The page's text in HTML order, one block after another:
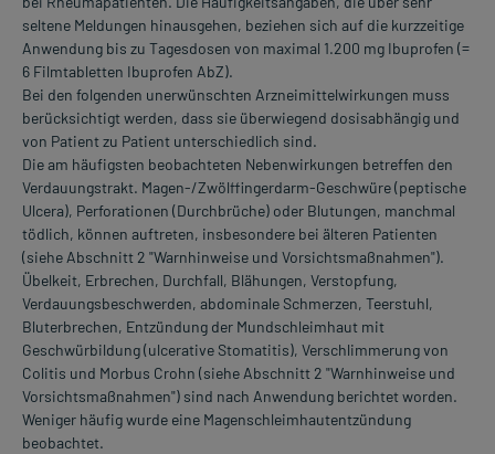
seltene Meldungen hinausgehen, beziehen sich auf die kurzzeitige
Anwendung bis zu Tagesdosen von maximal 1.200 mg Ibuprofen (=
6 Filmtabletten Ibuprofen AbZ).
Bei den folgenden unerwünschten Arzneimittelwirkungen muss
berücksichtigt werden, dass sie überwiegend dosisabhängig und
von Patient zu Patient unterschiedlich sind.
Die am häufigsten beobachteten Nebenwirkungen betreffen den
Verdauungstrakt. Magen-/Zwölffingerdarm-Geschwüre (peptische
Ulcera), Perforationen (Durchbrüche) oder Blutungen, manchmal
tödlich, können auftreten, insbesondere bei älteren Patienten
(siehe Abschnitt 2 "Warnhinweise und Vorsichtsmaßnahmen").
Übelkeit, Erbrechen, Durchfall, Blähungen, Verstopfung,
Verdauungsbeschwerden, abdominale Schmerzen, Teerstuhl,
Bluterbrechen, Entzündung der Mundschleimhaut mit
Geschwürbildung (ulcerative Stomatitis), Verschlimmerung von
Colitis und Morbus Crohn (siehe Abschnitt 2 "Warnhinweise und
Vorsichtsmaßnahmen") sind nach Anwendung berichtet worden.
Weniger häufig wurde eine Magenschleimhautentzündung
beobachtet.